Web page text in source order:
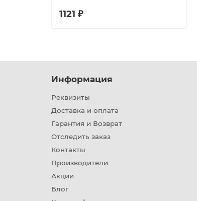
1121 ₽
Информация
Реквизиты
Доставка и оплата
Гарантия и Возврат
Отследить заказ
Контакты
Производители
Акции
Блог